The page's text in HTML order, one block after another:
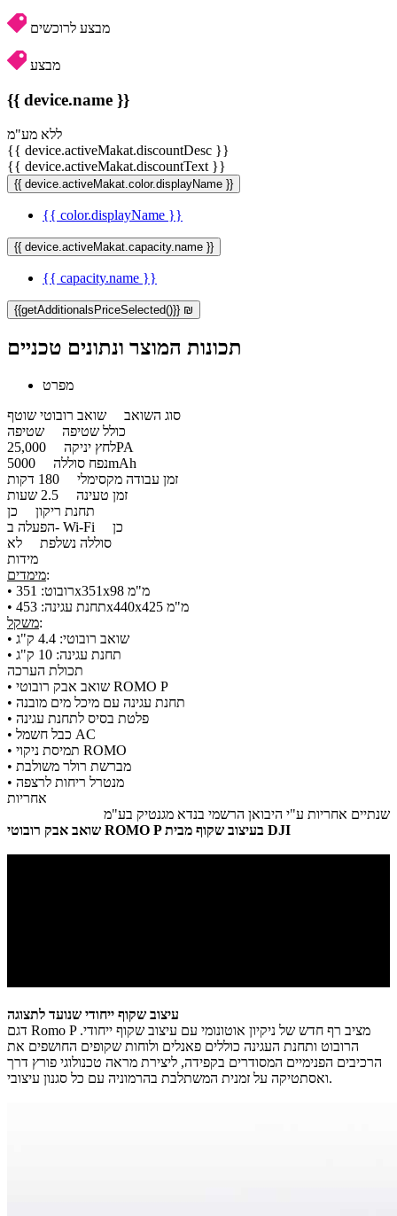
מבצע לרוכשים
מבצע
{{ device.name }}
ללא מע"מ
{{ device.activeMakat.discountDesc }}
{{ device.activeMakat.discountText }}
{{ device.activeMakat.color.displayName }}
{{ color.displayName }}
{{ device.activeMakat.capacity.name }}
{{ capacity.name }}
{{getAdditionalsPriceSelected()}} ₪
תכונות המוצר ונתונים טכניים
מפרט
סוג השואב שואב רובוטי שוטף
כולל שטיפה שטיפה
לחץ יניקה25,000PA
נפח סוללה5000mAh
זמן עבודה מקסימלי
זמן טעינה
תחנת ריקון כן
הפעלה ב- Wi-Fi
כן
סוללה נשלפת לא
מידות
מימדים:
​• רובוט: 351x351x98 מ"מ
​• תחנת עגינה: 453x440x425 מ"מ
משקל:
​• שואב רובוטי: 4.4 ק"ג
​• תחנת עגינה: 10 ק"ג
תכולת הערכה
​• שואב אבק רובוטי ROMO P
​• תחנת עגינה עם מיכל מים מובנה
​• פלטת בסיס לתחנת עגינה
​• כבל חשמל AC
​• תמיסת ניקוי ROMO
​​• מברשת רולר משולבת
אחריות
שנתיים אחריות ע"י היבואן הרשמי בנדא מגנטיק בע"מ
שואב אבק רובוטי ROMO P בעיצוב שקוף מבית DJI​
עיצוב שקוף ייחודי שנועד לתצוגה
דגם Romo P מציב רף חדש של ניקיון אוטונומי עם עיצוב שקוף ייחודי.
הרובוט ותחנת העגינה כוללים פאנלים ולוחות שקופים החושפים את
הרכיבים הפנימיים המסודרים בקפידה, ליצירת מראה טכנולוגי פורץ דרך
ואסתטיקה על זמנית המשתלבת בהרמוניה עם כל סגנון עיצובי.